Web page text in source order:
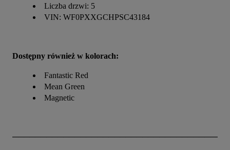
Liczba drzwi: 5
VIN: WF0PXXGCHPSC43184
Dostępny również w kolorach:
Fantastic Red
Mean Green
Magnetic